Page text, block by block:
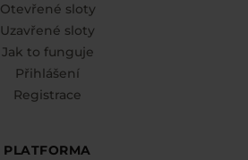
Otevřené sloty
Uzavřené sloty
Jak to funguje
Přihlášení
Registrace
PLATFORMA